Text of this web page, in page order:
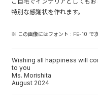
特別な感謝状を作れます。
※ この画像にはフォント : FE-10 で
Wishing all happiness will
to you
Ms. Morishita
August 2024